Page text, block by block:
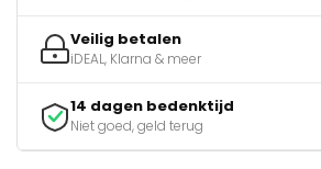
Veilig betalen
iDEAL, Klarna & meer
14 dagen bedenktijd
Niet goed, geld terug